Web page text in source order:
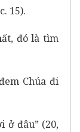
15).
đó là tìm
Chúa đi
ở đâu” (20,